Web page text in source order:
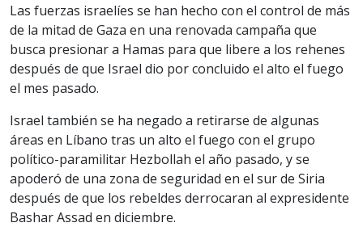
Las fuerzas israelíes se han hecho con el control de más
de la mitad de Gaza en una renovada campaña que
busca presionar a Hamas para que libere a los rehenes
después de que Israel dio por concluido el alto el fuego
el mes pasado.
Israel también se ha negado a retirarse de algunas
áreas en Líbano tras un alto el fuego con el grupo
político-paramilitar Hezbollah el año pasado, y se
apoderó de una zona de seguridad en el sur de Siria
después de que los rebeldes derrocaran al expresidente
Bashar Assad en diciembre.